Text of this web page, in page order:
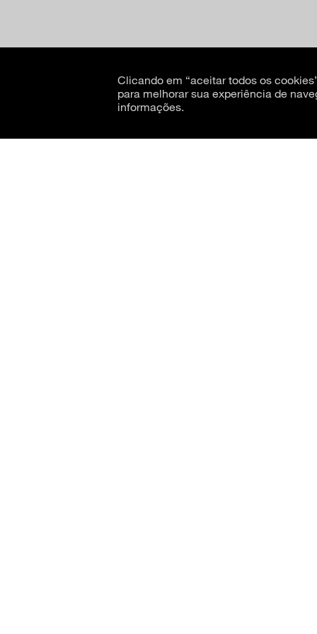
Clicando em “aceitar todos os
para melhorar sua experiência de
informações.